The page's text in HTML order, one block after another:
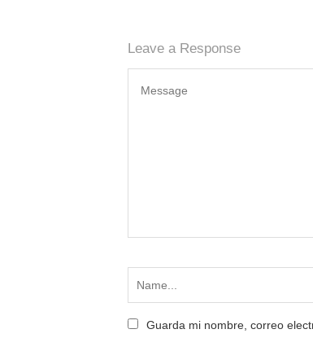
Leave a Response
Guarda mi nombre, correo